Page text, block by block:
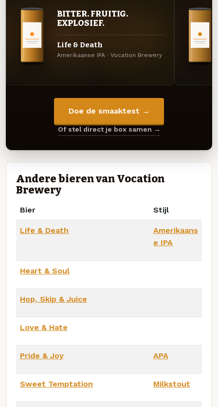
BITTER. FRUITIG.
EXPLOSIEF.
Life & Death
Amerikaanse IPA · Vocation Brewery
Doe de smaaktest →
Of stel direct je box samen →
Andere bieren van Vocation
Brewery
Bier Stijl
Life & Death
Amerikaans
e IPA
Heart & Soul
Hop, Skip & Juice
Love & Hate
Pride & Joy APA
Sweet Temptation Milkstout